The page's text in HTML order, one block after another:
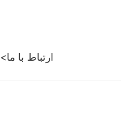
ارتباط با ما>